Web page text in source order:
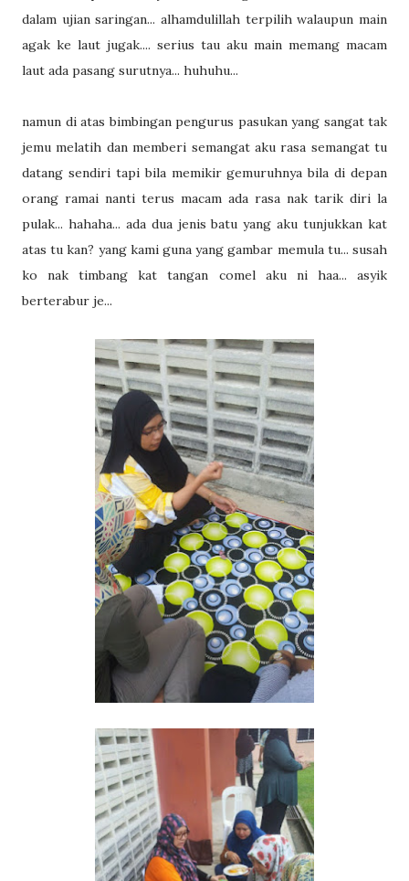
dalam ujian saringan... alhamdulillah terpilih walaupun main
agak ke laut jugak.... serius tau aku main memang macam
laut ada pasang surutnya... huhuhu...
namun di atas bimbingan pengurus pasukan yang sangat tak
jemu melatih dan memberi semangat aku rasa semangat tu
datang sendiri tapi bila memikir gemuruhnya bila di depan
orang ramai nanti terus macam ada rasa nak tarik diri la
pulak... hahaha... ada dua jenis batu yang aku tunjukkan kat
atas tu kan? yang kami guna yang gambar memula tu... susah
ko nak timbang kat tangan comel aku ni haa... asyik
berterabur je...